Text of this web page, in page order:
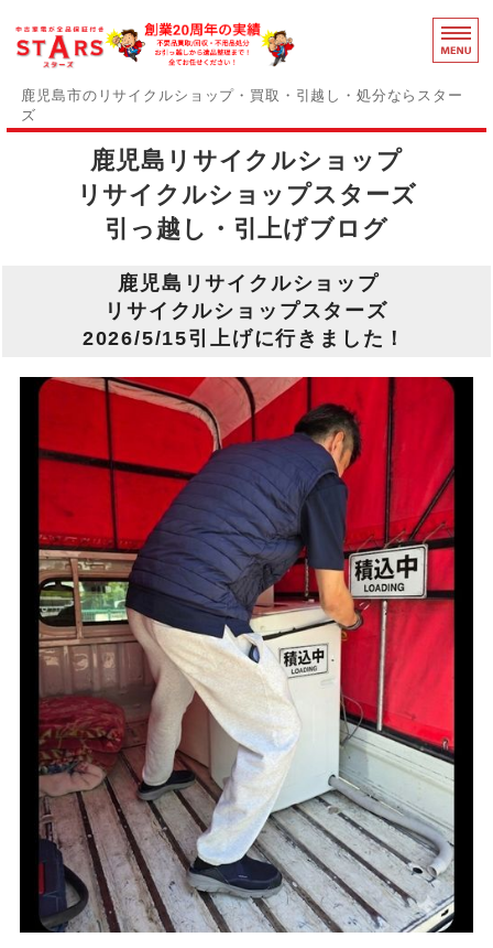
鹿児島の
鹿児島市のリサイクルショップ・買取・引越し・処分ならスター
ズ
スターズの誇りと強み
障がい者支援事業部
お問い合わせ
鹿児島リサイクルショップ
リサイクルショップスターズ
引っ越し・引上げブログ
鹿児島リサイクルショップ
リサイクルショップスターズ
2026/5/15引上げに行きました！